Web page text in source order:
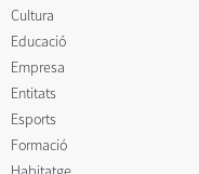
Cultura
Educació
Empresa
Entitats
Esports
Formació